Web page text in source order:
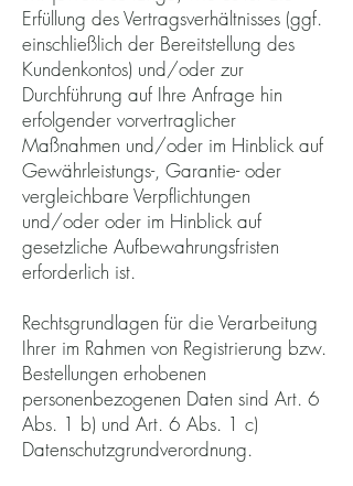
Erfüllung des Vertragsverhältnisses (ggf.
einschließlich der Bereitstellung des
Kundenkontos) und/oder zur
Durchführung auf Ihre Anfrage hin
erfolgender vorvertraglicher
Maßnahmen und/oder im Hinblick auf
Gewährleistungs-, Garantie- oder
vergleichbare Verpflichtungen
und/oder oder im Hinblick auf
gesetzliche Aufbewahrungsfristen
erforderlich ist.
Rechtsgrundlagen für die Verarbeitung
Ihrer im Rahmen von Registrierung bzw.
Bestellungen erhobenen
personenbezogenen Daten sind Art. 6
Abs. 1 b) und Art. 6 Abs. 1 c)
Datenschutzgrundverordnung.